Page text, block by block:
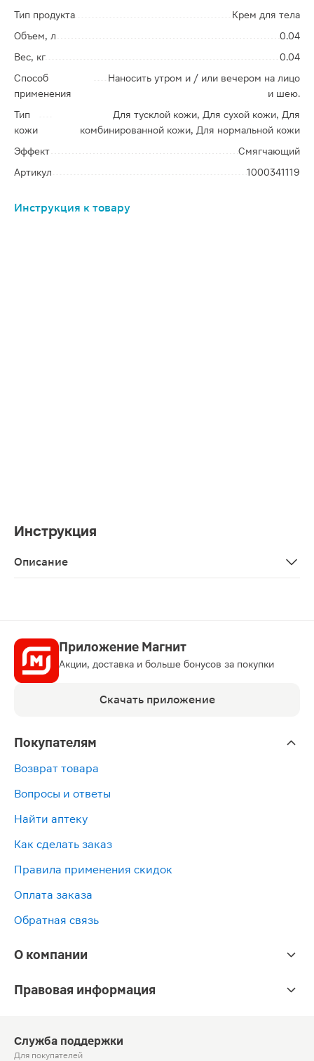
Тип продукта
Крем для тела
Объем, л
0.04
Вес, кг
0.04
Способ
применения
Наносить утром и / или вечером на лицо
и шею.
Тип
кожи
Для тусклой кожи, Для сухой кожи, Для
комбинированной кожи, Для нормальной кожи
Эффект
Смягчающий
Артикул
1000341119
Инструкция к товару
Инструкция
Описание
Приложение Магнит
Акции, доставка и больше бонусов за покупки
Скачать приложение
Покупателям
Возврат товара
Вопросы и ответы
Найти аптеку
Как сделать заказ
Правила применения скидок
Оплата заказа
Обратная связь
О компании
Правовая информация
Служба поддержки
Для покупателей